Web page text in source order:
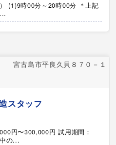
(1)9時00分～20時00分 ＊上記
宮古島市平良久貝８７０－１
スタッフ
円〜300,000円 試用期間：
の...